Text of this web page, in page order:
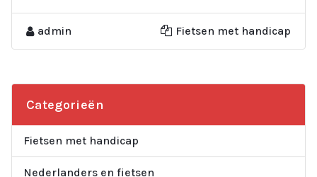
admin Fietsen met handicap
Categorieën
Fietsen met handicap
Nederlanders en fietsen